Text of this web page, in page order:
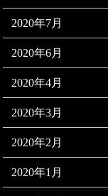
2020年7月
2020年6月
2020年4月
2020年3月
2020年2月
2020年1月